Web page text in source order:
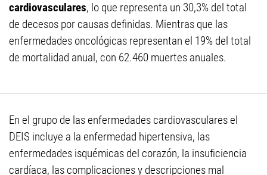
cardiovasculares, lo que representa un 30,3% del total
de decesos por causas definidas. Mientras que las
enfermedades oncológicas representan el 19% del total
de mortalidad anual, con 62.460 muertes anuales.
En el grupo de las enfermedades cardiovasculares el
DEIS incluye a la enfermedad hipertensiva, las
enfermedades isquémicas del corazón, la insuficiencia
cardíaca, las complicaciones y descripciones mal